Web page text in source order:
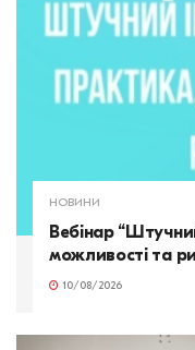
НОВИНИ
Вебінар
можливості та
10/08/2026